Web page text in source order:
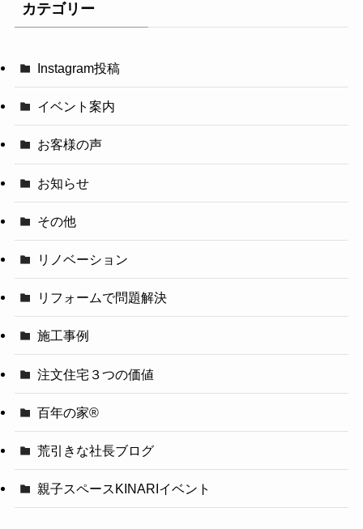
カテゴリー
Instagram投稿
イベント案内
お客様の声
お知らせ
その他
リノベーション
リフォームで問題解決
施工事例
注文住宅３つの価値
百年の家®️
荒引きな社長ブログ
親子スペースKINARIイベント